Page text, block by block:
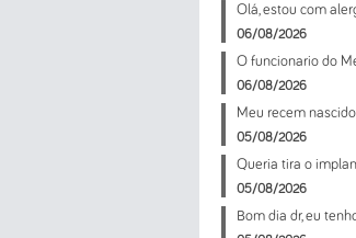
Olá, estou com
06/08/2026
O funcionario do
06/08/2026
Meu recem
05/08/2026
Queria tira o
05/08/2026
Bom dia dr, eu